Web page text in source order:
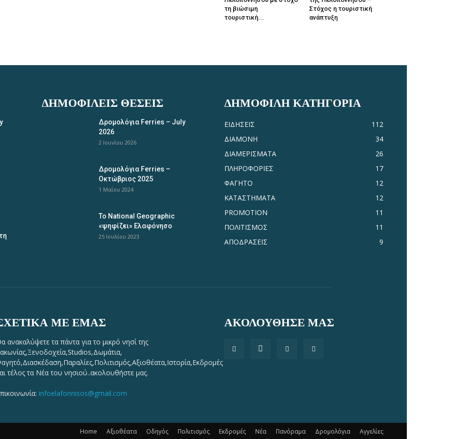
τη βιώσιμη
τουριστική...
Στόχος η τουριστική
ανάπτυξη
ΔΗΜΟΦΙΛΕΊΣ ΘΈΣΕΙΣ
Δρομολόγια Ferries – July
2026
2 Ιουνίου 2026
Δρομολόγια Ferries –
Οκτώβριος 2025
1 Μαΐου 2024
Το National Geographic
«ψηφίζει» Ελαφόνησο
25 Ιουλίου 2023
ΔΗΜΟΦΙΛΗ ΚΑΤΗΓΟΡΙΑ
ΕΙΔΗΣΕΙΣ
112
ΔΙΑΜΟΝΗ
34
ΔΙΑΜΕΡΙΣΜΑΤΑ
26
ΠΛΗΡΟΦΟΡΙΕΣ
17
ΦΑΓΗΤΟ
12
ΚΑΤΑΣΤΗΜΑΤΑ
12
PROMOTION
11
ΠΟΛΙΤΙΣΜΟΣ
11
ΑΠΟΔΡΑΣΕΙΣ
9
ΜΕ ΕΜΆΣ
ανακαλύψετε τα πάντα για το μικρό νησί της
τέλος τα Νέα του νησιού..ακολουθήστε μας.
infoelafonnisos@gmail.com
ΑΚΟΛΟΥΘΗΣΕ ΜΑΣ
Home Αξιοθέατα Οδηγός Πολιτισμός Εκδρομές Νέα Πανόραμα Δρομολόγια Αγγελίες